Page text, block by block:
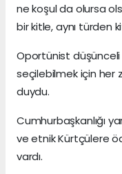
ne koşul da olursa
bir kitle, aynı türden
Oportünist
seçilebilmek için her
duydu.
Cumhurbaşkanlığı
ve etnik Kürtçülere
vardı.